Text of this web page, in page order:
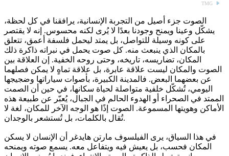
TMG
الصوت جزء أصيل من التجربة الإنسانية، يرافقنا في كل لحظة،
يشكّل وعينا ويمنح وجودنا بعدًا لا يُرى لكنه محسوس. إنه لا يقتصر
على كونه وسيلة للتواصل، بل يمتد ليحمل فلسفة أعمق، تتعلق
بالمكان الذي ينبعث منه. كل صوت يحمل في نبراته ذاكرة ذلك
المكان، تضاريسه، تاريخه، وحتى روحه الخفية. إن العلاقة بين
الصوت والمكان ليست علاقة عابرة، بل علاقة تماهٍ لا يمكن فصلهما
عن بعضهما البعض. فالمدينة الكبيرة، بأصوات سياراتها وضجيجها
اليومي، تُشكّل خلفية متواصلة لحياة سكانها، في حين أن الصمت
الممتد في الصحراء أو الهدوء الحالم في الجبال، يُعبّر عن طبيعة هذه
الأماكن وهويتها المسموعة. الصوت إذًا هو الوجه الآخر للمكان، لغة لا
تُقال بالكلمات، بل تُستشعر بالوجدان.
في هذا السياق، يرى الفيلسوف مارتن هايدغر أن الإنسان لا يسكن
المكان فحسب، بل يعيش فيه ويتفاعل معه. يسمع صوته ويمنحه